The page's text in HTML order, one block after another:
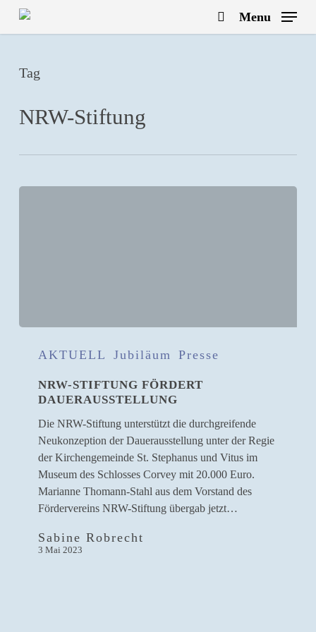
Skip
search
Menu
Tag
NRW-Stiftung
Stiftung
Dauerausstellung
AKTUELL Jubiläum Presse
NRW-STIFTUNG FÖRDERT
DAUERAUSSTELLUNG
Die NRW-Stiftung unterstützt die durchgreifende
Neukonzeption der Dauerausstellung unter der Regie
der Kirchengemeinde St. Stephanus und Vitus im
Museum des Schlosses Corvey mit 20.000 Euro.
Marianne Thomann-Stahl aus dem Vorstand des
Fördervereins NRW-Stiftung übergab jetzt…
Sabine Robrecht
3 Mai 2023